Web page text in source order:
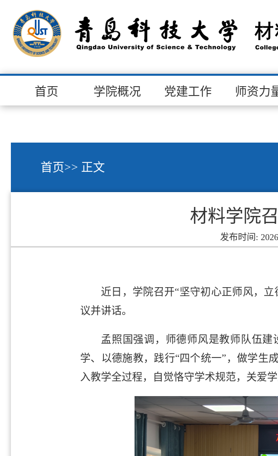
首页 学院概况 党建工作 师资力
首页>> 正文
材料学院
发布时间:
近日，学院召开“坚守初心正师风，
议并讲话。
孟照国强调，师德师风是教师队伍
学、以德施教，践行“四个统一”，做学生
入教学全过程，自觉恪守学术规范，关爱